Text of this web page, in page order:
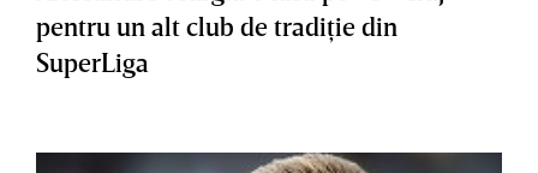
pentru un alt club de tradiţie din
SuperLiga